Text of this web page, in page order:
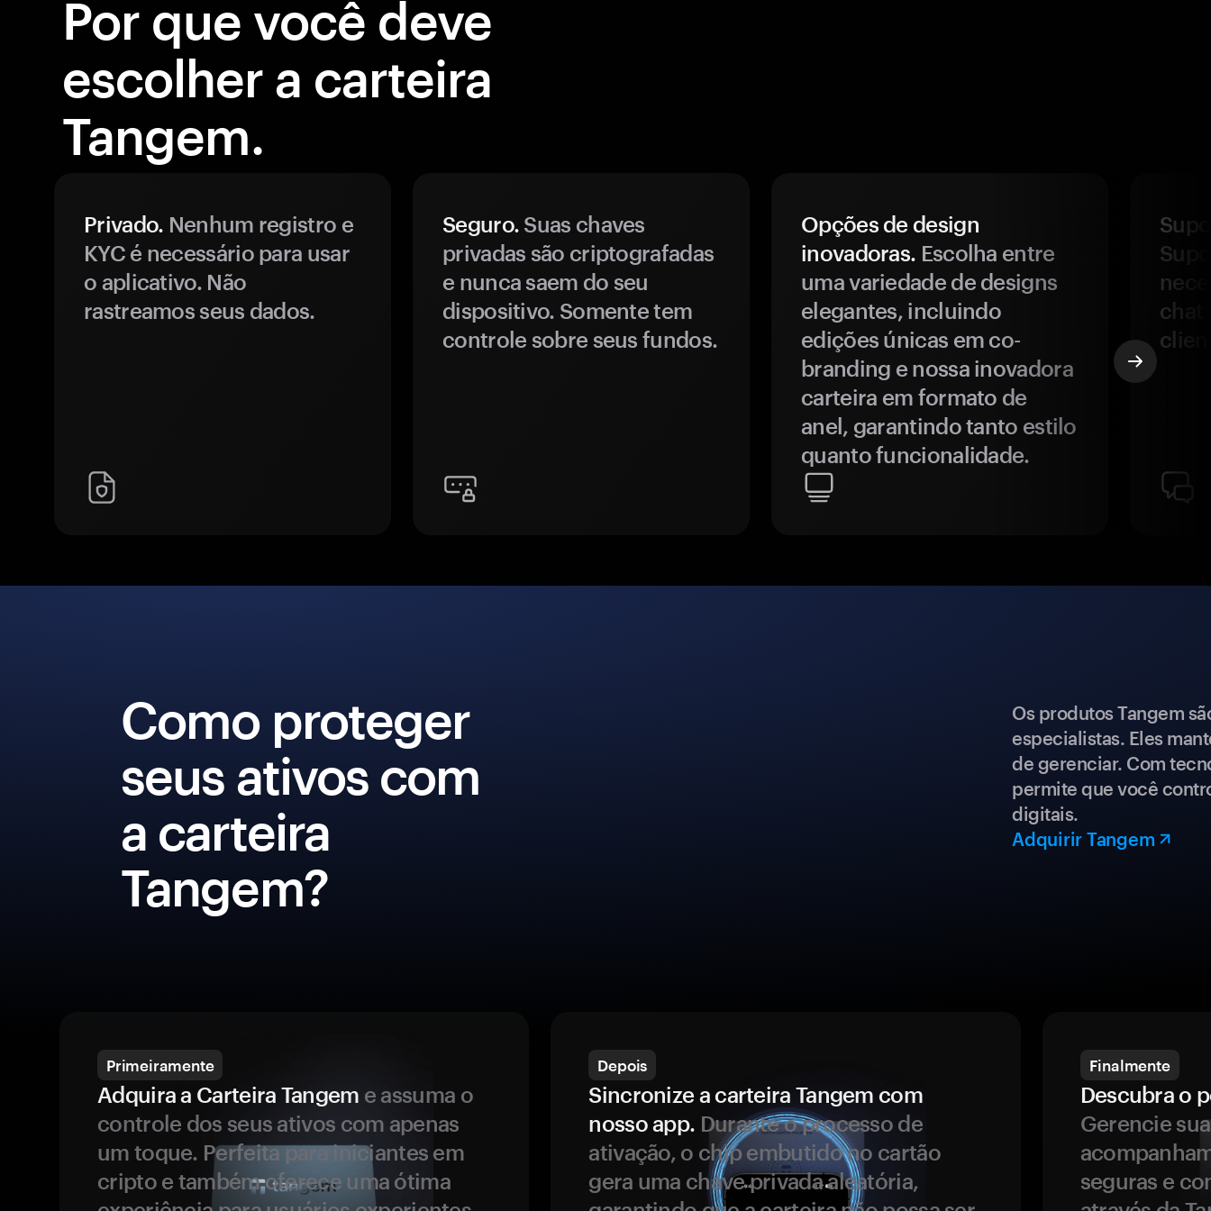
Por que você deve
escolher a carteira
Tangem.
Privado. Nenhum registro e
KYC é necessário para usar
o aplicativo. Não
rastreamos seus dados.
Seguro. Suas chaves
privadas são criptografadas
e nunca saem do seu
dispositivo. Somente tem
controle sobre seus fundos.
Opções de design
inovadoras. Escolha entre
uma variedade de designs
elegantes, incluindo
edições únicas em co-
branding e nossa inovadora
carteira em formato de
anel, garantindo tanto estilo
quanto funcionalidade.
chat
Como proteger
seus ativos com
a carteira
Tangem?
Os produtos Tangem
especialistas. Eles
de gerenciar. Com
permite que você
digitais.
Adquirir Tangem
Primeiramente
Adquira a Carteira Tangem e assuma o
controle dos seus ativos com apenas
um toque. Perfeita para iniciantes em
cripto e também oferece uma ótima
Depois
Sincronize a carteira Tangem com
nosso app. Durante o processo de
ativação, o chip embutido no cartão
gera uma chave privada aleatória,
Finalmente
Descubra o
Gerencie
seguras e